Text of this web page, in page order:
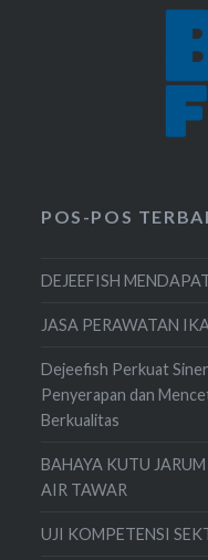
POS-POS
DEJEEFISH
JASA PERAWATAN
Dejeefish Perkuat
Penyerapan dan
Berkualitas
BAHAYA KUTU
AIR TAWAR
UJI KOMPETENSI